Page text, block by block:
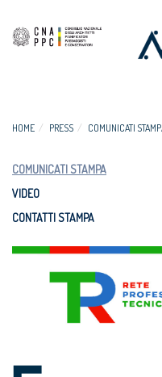
HOME PRESS COMUNICATI
COMUNICATI STAMPA
VIDEO
CONTATTI STAMPA